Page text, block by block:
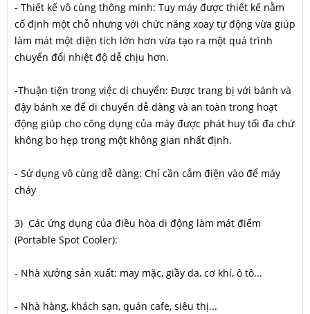
- Thiết kế vô cùng thông minh: Tuy máy được thiết kế nằm
cố định một chỗ nhưng với chức năng xoay tự động vừa giúp
làm mát một diện tích lớn hơn vừa tạo ra một quá trình
chuyển đổi nhiệt độ dễ chịu hơn.
-Thuận tiện trong việc di chuyển: Được trang bị với bánh và
đậy bánh xe để di chuyển dễ dàng và an toàn trong hoạt
động giúp cho công dụng của máy được phát huy tối đa chứ
không bo hẹp trong một không gian nhất định.
- Sử dụng vô cùng dễ dàng: Chỉ cần cắm điện vào để máy
cháy
3) Các ứng dụng của điều hòa di động làm mát điểm
(Portable Spot Cooler):
- Nhà xưởng sản xuất: may mặc, giầy da, cơ khí, ô tô...
- Nhà hàng, khách sạn, quán cafe, siêu thị...